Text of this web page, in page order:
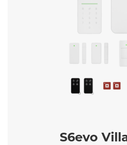
S6evo